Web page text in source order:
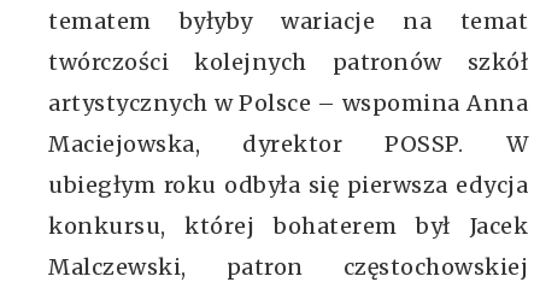
tematem byłyby wariacje na temat
twórczości kolejnych patronów szkół
artystycznych w Polsce – wspomina Anna
Maciejowska, dyrektor POSSP. W
ubiegłym roku odbyła się pierwsza edycja
konkursu, której bohaterem był Jacek
Malczewski, patron częstochowskiej